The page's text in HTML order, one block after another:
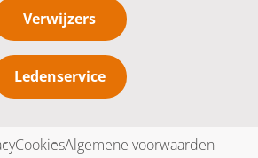
Verwijzers
Ledenservice
CookiesAlgemene voorwaarden